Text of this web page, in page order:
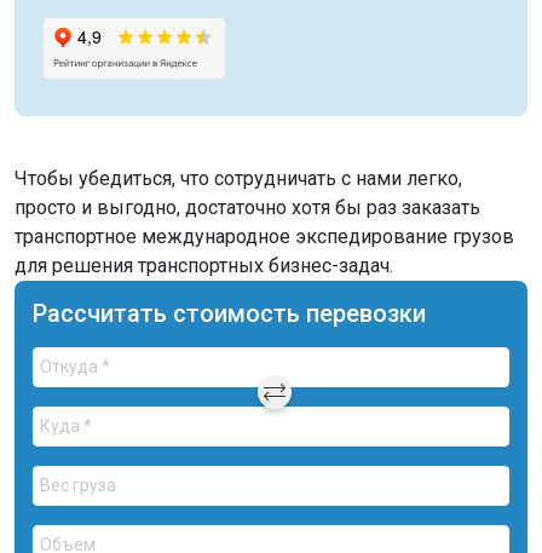
Чтобы убедиться, что сотрудничать с нами легко,
просто и выгодно, достаточно хотя бы раз заказать
транспортное международное экспедирование грузов
для решения транспортных бизнес-задач.
Рассчитать стоимость перевозки